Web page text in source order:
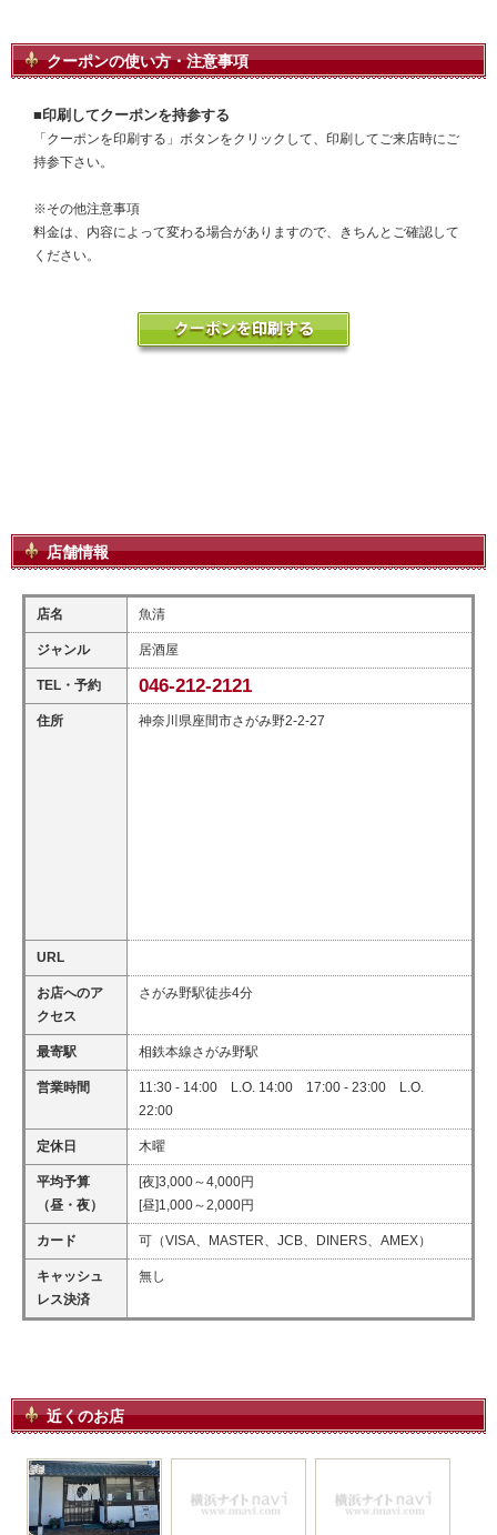
クーポンの使い方・注意事項
■印刷してクーポンを持参する
「クーポンを印刷する」ボタンをクリックして、印刷してご来店時にご
持参下さい。
※その他注意事項
料金は、内容によって変わる場合がありますので、きちんとご確認して
ください。
店舗情報
店名 魚清
ジャンル 居酒屋
TEL・予約 046-212-2121
住所 神奈川県座間市さがみ野2-2-27
URL
お店へのア
クセス
さがみ野駅徒歩4分
最寄駅 相鉄本線さがみ野駅
営業時間
11:30 - 14:00 L.O. 14:00 17:00 - 23:00 L.O.
22:00
定休日 木曜
平均予算
（昼・夜）
[夜]3,000～4,000円
[昼]1,000～2,000円
カード 可（VISA、MASTER、JCB、DINERS、AMEX）
キャッシュ
レス決済
無し
近くのお店